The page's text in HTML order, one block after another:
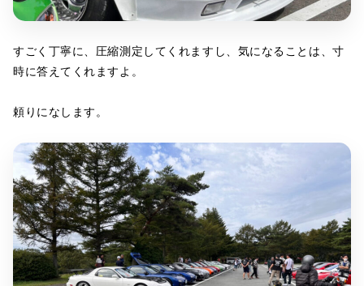
すごく丁寧に、圧縮測定してくれますし、気になることは、寸
時に答えてくれますよ。
頼りになします。